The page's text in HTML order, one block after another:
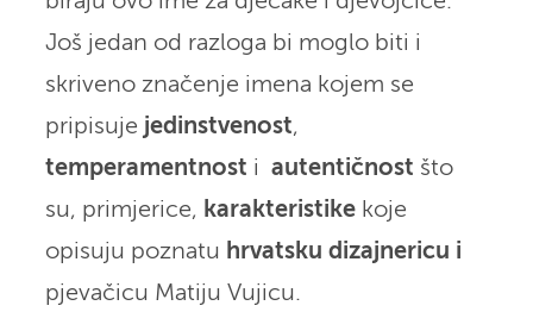
Još jedan od razloga bi moglo biti i
skriveno značenje imena kojem se
pripisuje jedinstvenost,
temperamentnost i autentičnost što
su, primjerice, karakteristike koje
opisuju poznatu hrvatsku dizajnericu i
pjevačicu Matiju Vujicu.